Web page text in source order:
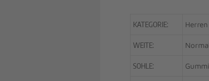
KATEGORIE:
WEITE:
SOHLE: